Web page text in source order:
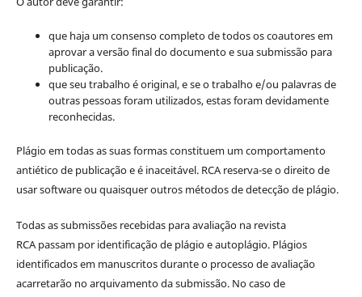
que haja um consenso completo de todos os coautores em
aprovar a versão final do documento e sua submissão para
publicação.
que seu trabalho é original, e se o trabalho e/ou palavras de
outras pessoas foram utilizados, estas foram devidamente
reconhecidas.
Plágio em todas as suas formas constituem um comportamento
antiético de publicação e é inaceitável. RCA reserva-se o direito de
usar software ou quaisquer outros métodos de detecção de plágio.
Todas as submissões recebidas para avaliação na revista
RCA passam por identificação de plágio e autoplágio. Plágios
identificados em manuscritos durante o processo de avaliação
acarretarão no arquivamento da submissão. No caso de